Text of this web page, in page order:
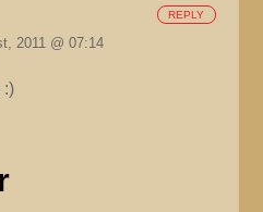
2011 @ 07:14
:)
REPLY